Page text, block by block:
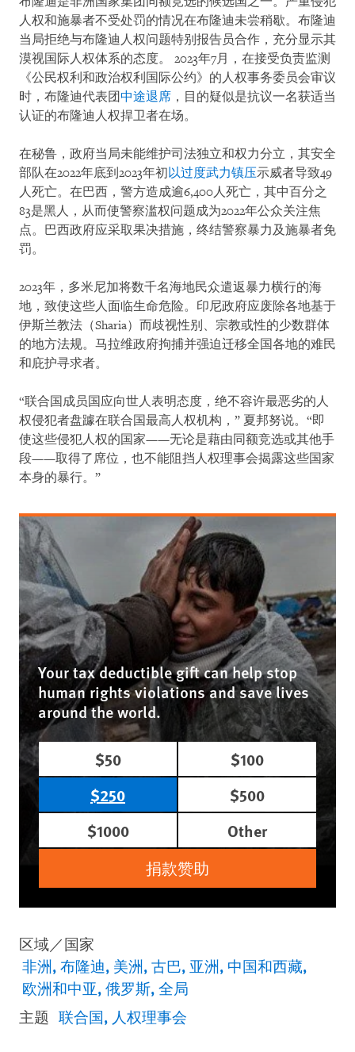
人权和施暴者不受处罚的情况在布隆迪未尝稍歇。布隆迪
当局拒绝与布隆迪人权问题特别报告员合作，充分显示其
漠视国际人权体系的态度。 2023年7月，在接受负责监测
《公民权利和政治权利国际公约》的人权事务委员会审议
时，布隆迪代表团中途退席 ，目的疑似是抗议一名获适当
认证的布隆迪人权捍卫者在场。
在秘鲁，政府当局未能维护司法独立和权力分立，其安全
部队在2022年底到2023年初以过度武力镇压示威者导致49
人死亡。在巴西，警方造成逾6,400人死亡，其中百分之
83是黑人，从而使警察滥权问题成为2022年公众关注焦
点。巴西政府应采取果决措施，终结警察暴力及施暴者免
罚。
2023年，多米尼加将数千名海地民众遣返暴力横行的海
地，致使这些人面临生命危险。印尼政府应废除各地基于
伊斯兰教法（Sharia）而歧视性别、宗教或性的少数群体
的地方法规。马拉维政府拘捕并强迫迁移全国各地的难民
和庇护寻求者。
“联合国成员国应向世人表明态度，绝不容许最恶劣的人
权侵犯者盘躆在联合国最高人权机构，” 夏邦努说。“即
使这些侵犯人权的国家——无论是藉由同额竞选或其他手
段——取得了席位，也不能阻挡人权理事会揭露这些国家
本身的暴行。”
Your tax deductible gift can help stop
human rights violations and save lives
around the world.
$50
$100
$250
$500
$1000
Other
捐款赞助
区域／国家
非洲 布隆迪 美洲 古巴 亚洲 中国和西藏
欧洲和中亚 俄罗斯 全局
主题 联合国 人权理事会